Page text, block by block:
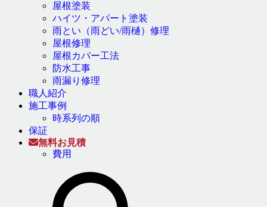
屋根塗装
ハイツ・アパート塗装
雨とい（雨どい/雨樋）修理
屋根修理
屋根カバー工法
防水工事
雨漏り修理
職人紹介
施工事例
時系列の順
保証
無料お見積
費用